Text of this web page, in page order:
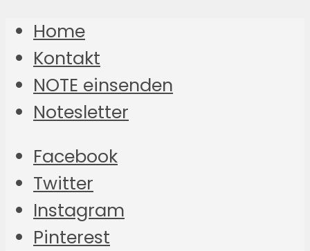
Home
Kontakt
NOTE einsenden
Notesletter
Facebook
Twitter
Instagram
Pinterest